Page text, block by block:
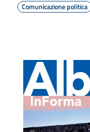
Comunicazione politica